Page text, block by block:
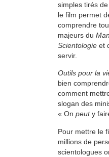
simples tirés
le film permet
comprendre
majeurs du
Scientologie et
servir.
Outils pour la
bien
comment
slogan des
« On peuty
Pour mettre le
millions de
scientologues